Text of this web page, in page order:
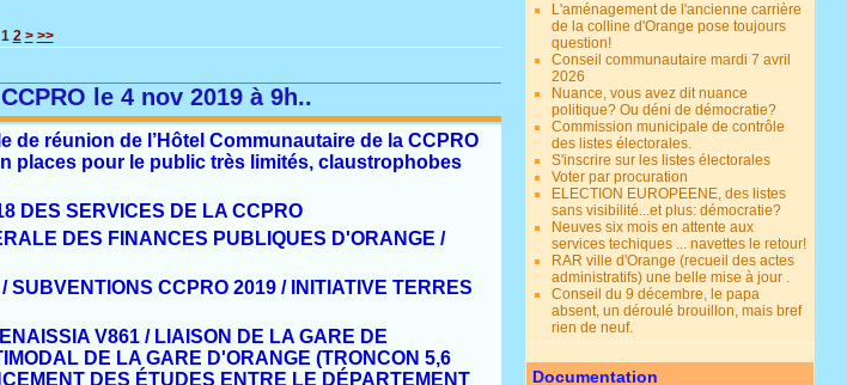
1 2 > >>
le 4 nov 2019 à 9h..
de réunion de l’Hôtel Communautaire de la CCPRO
places pour le public très limités, claustrophobes
DES SERVICES DE LA CCPRO
RALE DES FINANCES PUBLIQUES D'ORANGE /
SUBVENTIONS CCPRO2019 / INITIATIVE TERRES
V861 / LIAISON DE LA GARE DE
DAL DE LA GARE D'ORANGE (TRONCON 5,6
DES ÉTUDES ENTRE LE D É PARTEMENT
L'aménagement de l'ancienne carrière
de la colline d'Orange pose toujours
question!
Conseil communautaire mardi 7 avril
2026
Nuance, vous avez dit nuance
politique? Ou déni de démocratie?
Commission municipale de contrôle
des listes électorales.
S'inscrire sur les listes électorales
Voter par procuration
ELECTION EUROPEENE, des listes
sans visibilité...et plus: démocratie?
Neuves six mois en attente aux
services techiques ... navettes le retour!
RAR ville d'Orange (recueil des actes
administratifs) une belle mise à jour .
Conseil du 9 décembre, le papa
absent, un déroulé brouillon, mais bref
rien de neuf.
Documentation